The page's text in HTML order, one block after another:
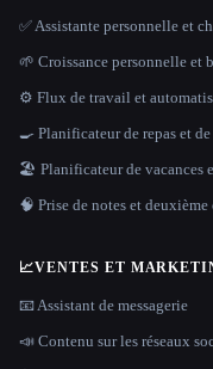
✅ Assistante personnelle et
🌱 Croissance personnelle et
⚙️ Flux de travail et
🍳 Planificateur de repas et de
🏖 Planificateur de vacances
🧠 Prise de notes et deuxième
📈VENTES ET
📧 Assistant de messagerie
📣 Contenu sur les réseaux